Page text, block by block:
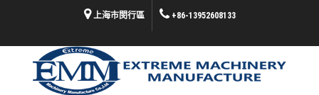
上海市閔行區 +86-13952608133